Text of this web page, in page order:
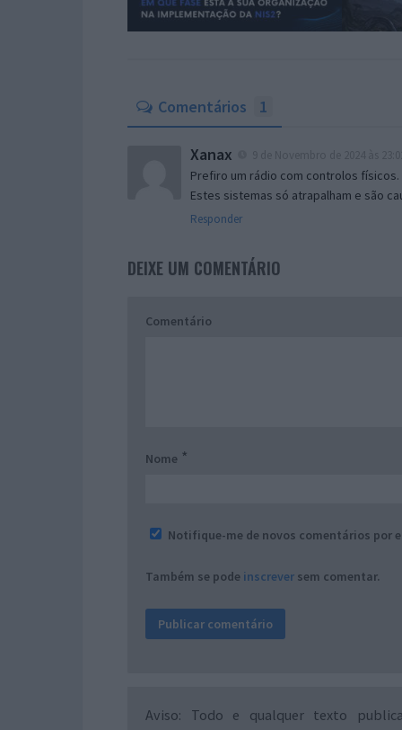
Comentários 1
Xanax
Prefiro um rádio com controlos físicos.
Estes sistemas só atrapalham e são
Responder
DEIXE UM COMENTÁRIO
Comentário
Nome *
Notifique-me de novos comentários por
Também se pode inscrever sem comentar.
Aviso: Todo e qualquer texto